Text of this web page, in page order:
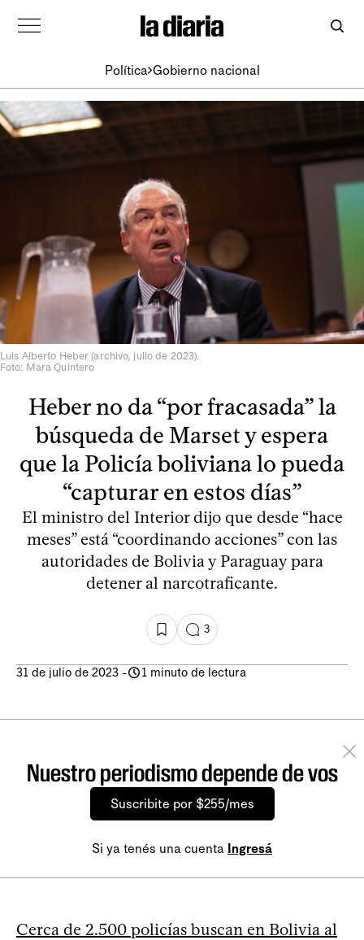
Política Gobierno nacional
Luis Alberto Heber (archivo, julio de 2023).
Foto: Mara Quintero
Heber no da “por fracasada” la
búsqueda de Marset y espera
que la Policía boliviana lo pueda
“capturar en estos días”
El ministro del Interior dijo que desde “hace
meses” está “coordinando acciones” con las
autoridades de Bolivia y Paraguay para
detener al narcotraficante.
3
31 de julio de 2023 - 1 minuto de lectura
Nuestro periodismo depende de vos
Suscribite por $255/mes
Si ya tenés una cuenta Ingresá
Cerca de 2.500 policías buscan en Bolivia al